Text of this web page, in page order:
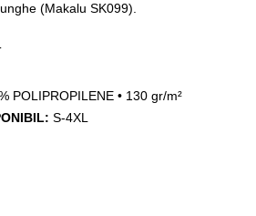
(Makalu SK099).
POLIPROPILENE • 130 gr/m²
S-4XL